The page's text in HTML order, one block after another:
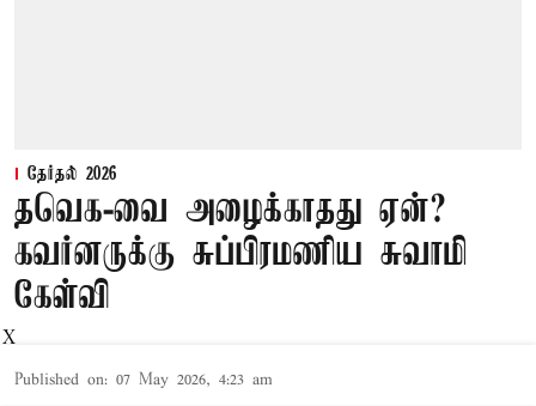
தேர்தல் 2026
தவெக-வை அழைக்காதது ஏன்?
கவர்னருக்கு சுப்பிரமணிய சுவாமி
கேள்வி
Published on: 07 May 2026, 4:23 am
X